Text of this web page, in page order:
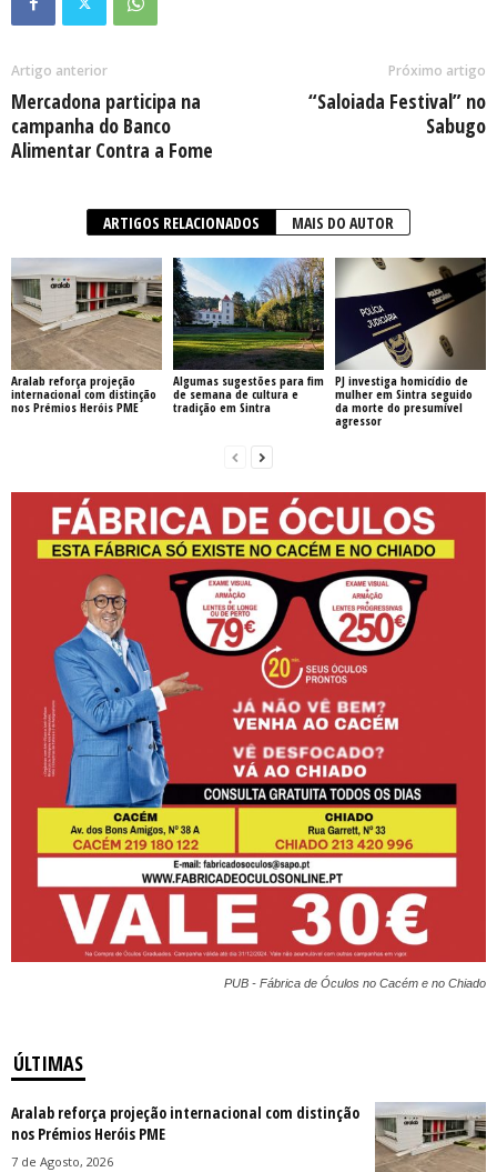
Artigo anterior
Mercadona participa na
campanha do Banco
Alimentar Contra a Fome
Próximo artigo
“Saloiada Festival” no
Sabugo
ARTIGOS RELACIONADOS MAIS DO AUTOR
Aralab reforça projeção
internacional com distinção
nos Prémios Heróis PME
Algumas sugestões para fim
de semana de cultura e
tradição em Sintra
PJ investiga homicídio de
mulher em Sintra seguido
da morte do presumível
agressor
PUB - Fábrica de Óculos no Cacém e no Chiado
ÚLTIMAS
Aralab reforça projeção internacional com distinção
nos Prémios Heróis PME
7 de Agosto, 2026